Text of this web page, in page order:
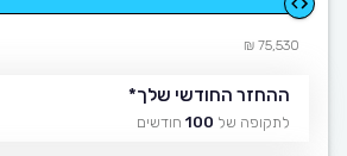
75,530 ₪
ההחזר החודשי שלך*
לתקופה של 100 חודשים